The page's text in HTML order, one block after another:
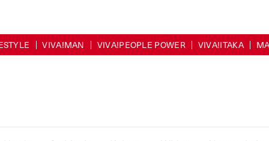
VIVA!MAN VIVA!PEOPLE POWER VIVA!ITAKA